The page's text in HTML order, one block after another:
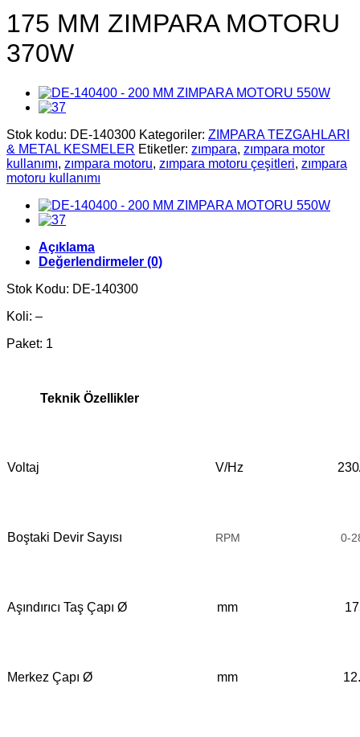
175 MM ZIMPARA MOTORU
370W
Stok kodu: DE-140300 Kategoriler: ZIMPARA TEZGAHLARI
& METAL KESMELER Etiketler: zımpara, zımpara motor
kullanımı, zımpara motoru, zımpara motoru çeşitleri, zımpara
motoru kullanımı
Açıklama
Değerlendirmeler (0)
Stok Kodu: DE-140300
Koli: –
Paket: 1
Teknik Özellikler
Voltaj V/Hz
Boştaki Devir Sayısı RPM 0-
Aşındırıcı Taş Çapı Ø mm
Merkez Çapı Ø mm